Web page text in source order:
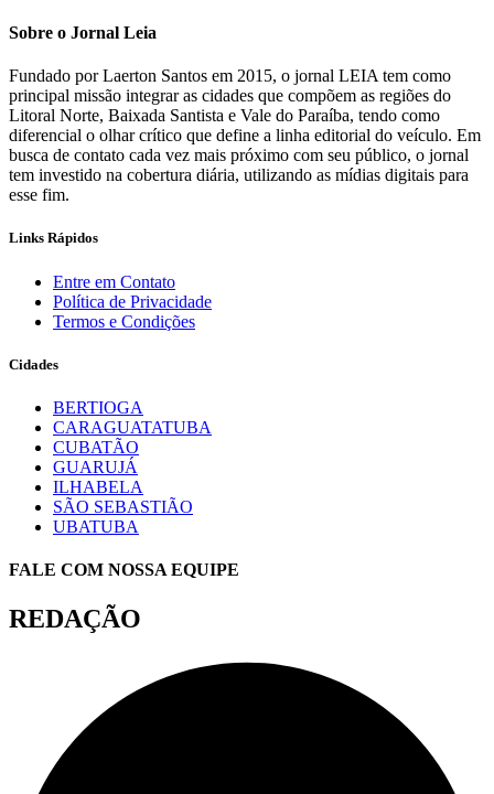
Sobre o Jornal Leia
Fundado por Laerton Santos em 2015, o jornal LEIA tem como
principal missão integrar as cidades que compõem as regiões do
Litoral Norte, Baixada Santista e Vale do Paraíba, tendo como
diferencial o olhar crítico que define a linha editorial do veículo. Em
busca de contato cada vez mais próximo com seu público, o jornal
tem investido na cobertura diária, utilizando as mídias digitais para
esse fim.
Links Rápidos
Entre em Contato
Política de Privacidade
Termos e Condições
Cidades
BERTIOGA
CARAGUATATUBA
CUBATÃO
GUARUJÁ
ILHABELA
SÃO SEBASTIÃO
UBATUBA
FALE COM NOSSA EQUIPE
REDAÇÃO